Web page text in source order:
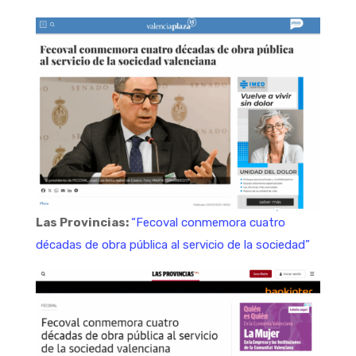
Las Provincias:“Fecoval conmemora cuatro
décadas de obra pública al servicio de la sociedad”